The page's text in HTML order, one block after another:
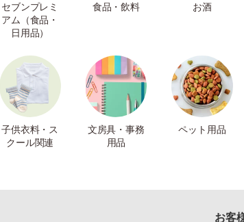
セブンプレミ
アム（食品・
日用品）
食品・飲料 お酒
子供衣料・ス
クール関連
文房具・事務
用品
ペット用品
お客